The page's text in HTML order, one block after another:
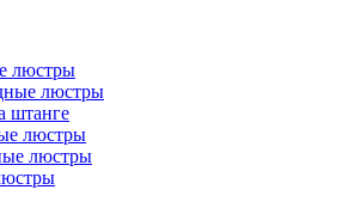
люстры
люстры
штанге
люстры
люстры